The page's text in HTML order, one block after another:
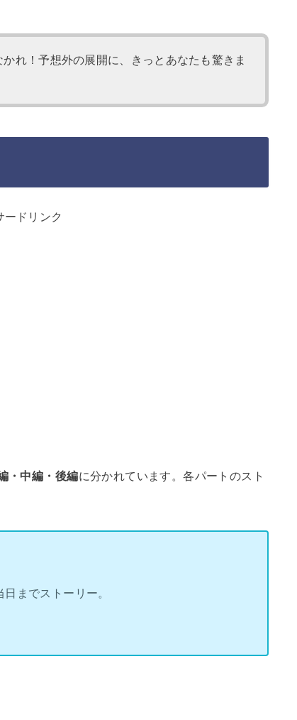
れ！予想外の展開に、きっとあなたも驚きま
ードリンク
・中編・後編に分かれています。各パートのスト
までストーリー。